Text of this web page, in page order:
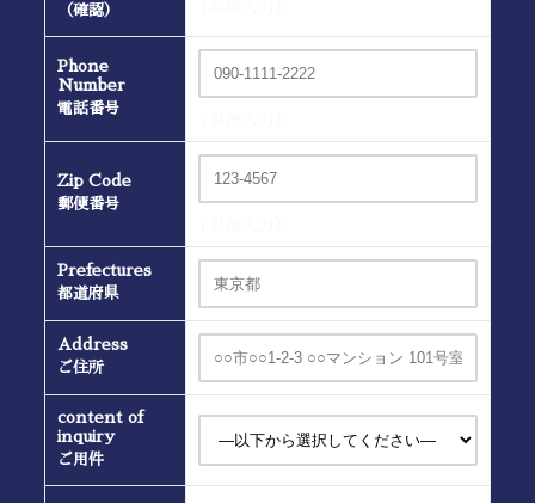
（確認）
Phone
Number
電話番号
Zip Code
郵便番号
Prefectures
都道府県
Address
ご住所
content of
inquiry
ご用件